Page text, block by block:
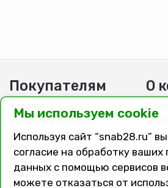
Покупателям
Каталог
Вопросы и ответы
Заказ, оплата, доставка
Подарочные сертификаты
конфиденциальности
О
О нас
Мы используем cookie
Используя сайт “snab28.ru”
согласие на обработку ваших
данных с помощью сервисов
можете отказаться от